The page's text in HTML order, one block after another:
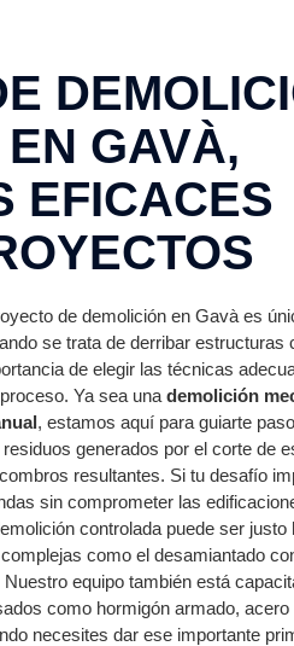
GAVÀ,
EFICACES
de demolición en Gavà es
se trata de derribar estructuras
de elegir las técnicas
Ya sea una demolición
, estamos aquí para guiarte
generados por el corte de
resultantes. Si tu desafío
sin comprometer las
controlada puede ser justo
como el desamiantado
equipo también está
como hormigón armado,
necesites dar ese importante